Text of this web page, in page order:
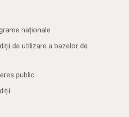
naționale
de utilizare a bazelor de
public